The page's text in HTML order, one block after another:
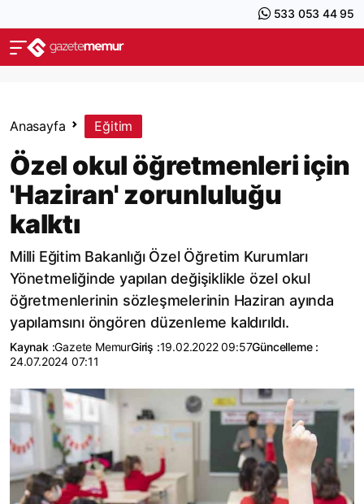
533 053 44 95
Anasayfa Eğitim
Özel okul öğretmenleri için
'Haziran' zorunluluğu
kalktı
Milli Eğitim Bakanlığı Özel Öğretim Kurumları
Yönetmeliğinde yapılan değişiklikle özel okul
öğretmenlerinin sözleşmelerinin Haziran ayında
yapılamsını öngören düzenleme kaldırıldı.
Kaynak :Gazete MemurGiriş :19.02.2022 09:57Güncelleme :
24.07.2024 07:11